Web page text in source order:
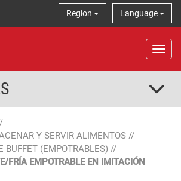
Language
Region
Y SERVIR ALIMENTOS //
BUFFET (EMPOTRABLES) //
FRÍA EMPOTRABLE EN IMITACIÓN